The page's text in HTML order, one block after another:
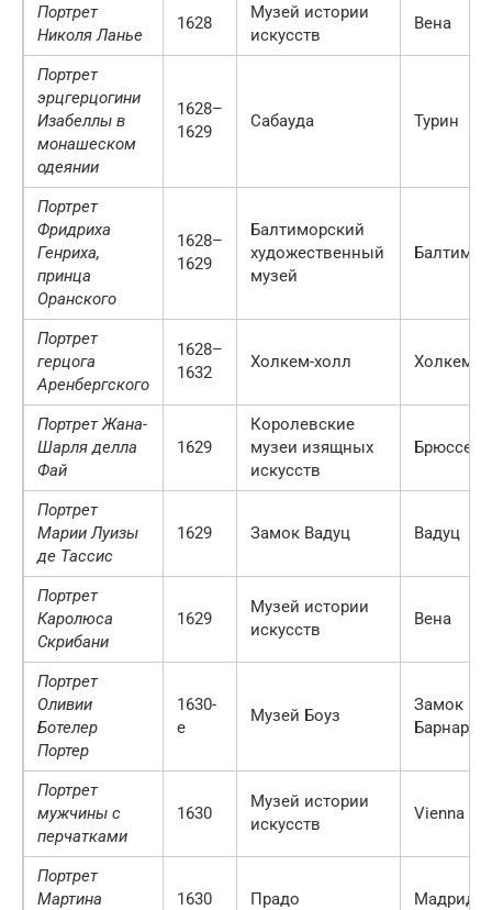
Портрет
Николя Ланье
1628
Музей истории
искусств
Вена
Портрет
эрцгерцогини
Изабеллы в
монашеском
одеянии
1628–
1629
Сабауда Турин
Портрет
Фридриха
Генриха,
принца
Оранского
1628–
1629
Балтиморский
художественный
музей
Балтимор
Портрет
герцога
Аренбергского
1628–
1632
Холкем-холл Холкем
Портрет Жана-
Шарля делла
Фай
1629
Королевские
музеи изящных
искусств
Брюссель
Портрет
Марии Луизы
де Тассис
1629 Замок Вадуц Вадуц
Портрет
Каролюса
Скрибани
1629
Музей истории
искусств
Вена
Портрет
Оливии
Ботелер
Портер
1630-
е
Музей Боуз
Замок
Барнард
Портрет
мужчины с
перчатками
1630
Музей истории
искусств
Vienna
Портрет
Мартина
1630 Прадо Мадрид